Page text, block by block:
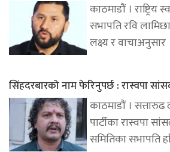
काठमाडौं । राष्ट्रिय
सभापति रवि
लक्ष्य र वाचाअनुसार
सिंहदरबारको नाम फेरिनुपर्छ : रास्वपा
काठमाडौं । सत्तारुढ
पार्टीका रास्वपा
समितिका सभापति